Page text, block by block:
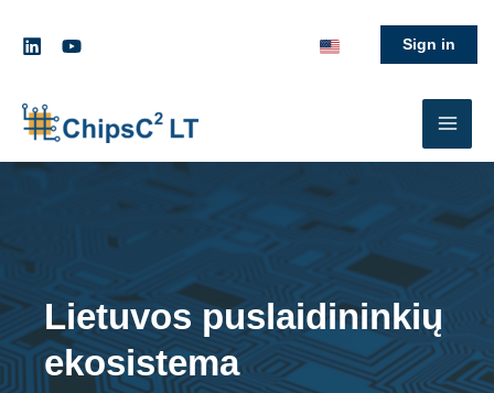
prie
Sign in
Lietuvos puslaidininkių
ekosistema